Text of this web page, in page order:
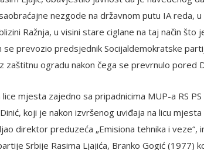
nezgode na državnom putu IA reda,
Ražnja, u visini stare ciglane na taj način što
se prevozio predsjednik Socijaldemokratske
zaštitnu ogradu nakon čega se prevrnulo pored
mjesta zajedno sa pripadnicima MUP-a RS
koji je nakon izvršenog uviđaja na licu
direktor preduzeća „Emisiona tehnika i veze“,
Srbije Rasima Ljajića, Branko Gogić (1977)